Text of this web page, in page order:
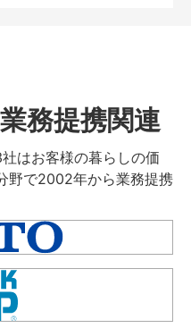
務提携関連
はお客様の暮らしの価
野で2002年から業務提携